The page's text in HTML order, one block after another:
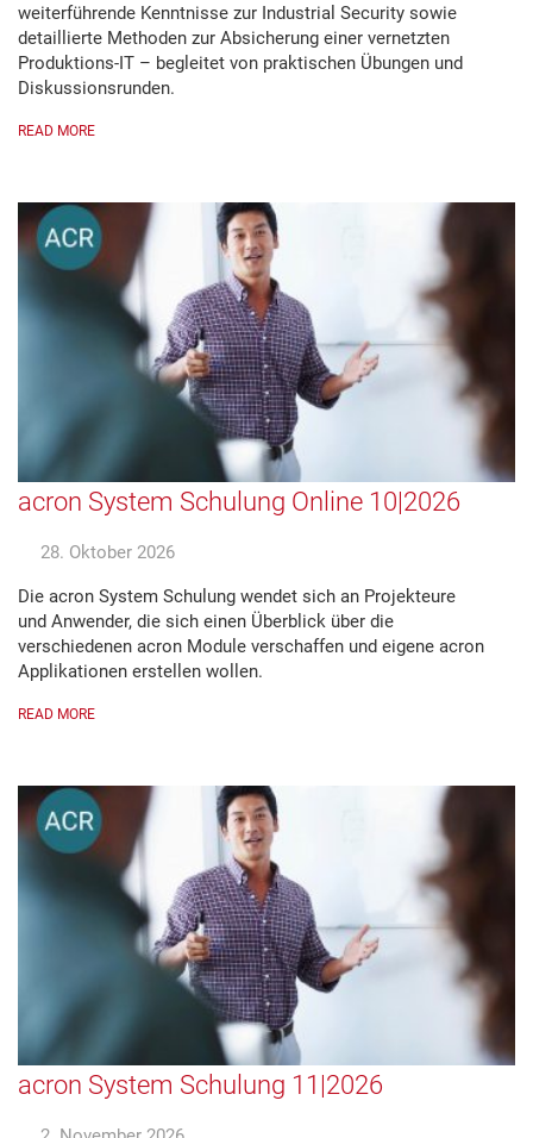
weiterführende Kenntnisse zur Industrial Security sowie
detaillierte Methoden zur Absicherung einer vernetzten
Produktions-IT – begleitet von praktischen Übungen und
Diskussionsrunden.
READ MORE
acron System Schulung Online 10|2026
28. Oktober 2026
Die acron System Schulung wendet sich an Projekteure
und Anwender, die sich einen Überblick über die
verschiedenen acron Module verschaffen und eigene acron
Applikationen erstellen wollen.
READ MORE
acron System Schulung 11|2026